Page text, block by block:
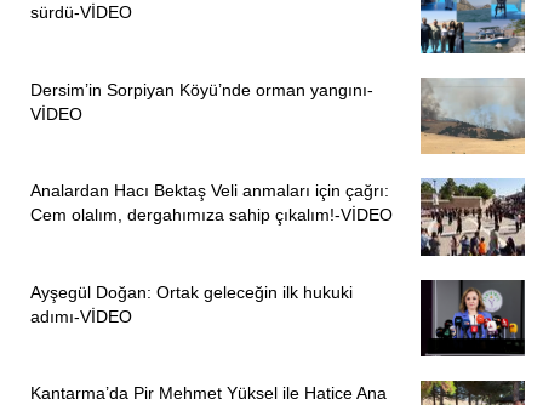
sürdü-VİDEO
Dersim’in Sorpiyan Köyü’nde orman yangını-
VİDEO
Analardan Hacı Bektaş Veli anmaları için çağrı:
Cem olalım, dergahımıza sahip çıkalım!-VİDEO
Ayşegül Doğan: Ortak geleceğin ilk hukuki
adımı-VİDEO
Kantarma’da Pir Mehmet Yüksel ile Hatice Ana